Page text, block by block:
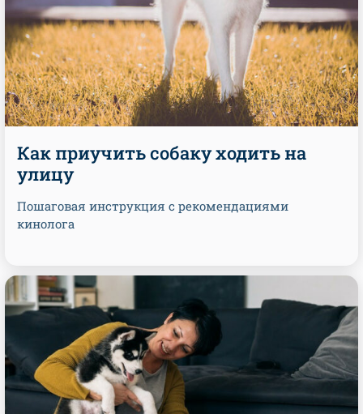
Как приучить собаку ходить на
улицу
Пошаговая инструкция с рекомендациями
кинолога